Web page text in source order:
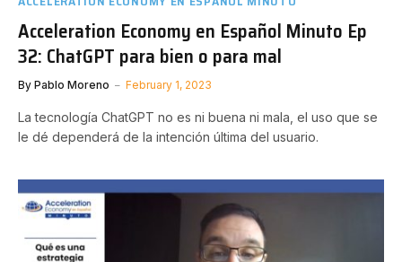
Acceleration Economy en Español Minuto Ep
32: ChatGPT para bien o para mal
By Pablo Moreno February 1, 2023
La tecnología ChatGPT no es ni buena ni mala, el uso que se
le dé dependerá de la intención última del usuario.